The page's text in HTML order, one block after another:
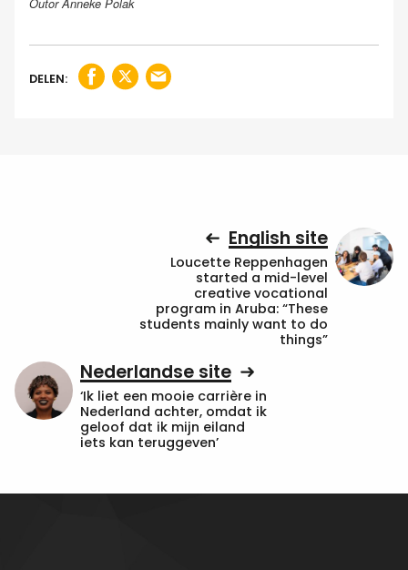
Outor Anneke Polak
DELEN:
English site
Loucette Reppenhagen
started a mid-level
creative vocational
program in Aruba: “These
students mainly want to do
things”
Nederlandse site
‘Ik liet een mooie carrière in
Nederland achter, omdat ik
geloof dat ik mijn eiland
iets kan teruggeven’